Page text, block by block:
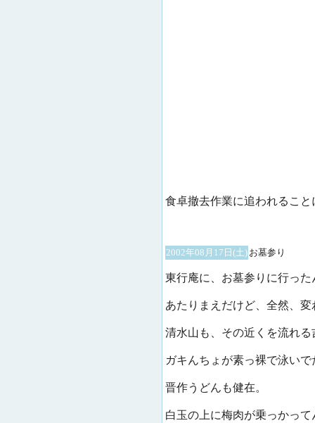
食卓撤去作業に追われること
2002年08月17日(土) お墓参り
東行庵に、お墓参りに行った
あたりまえだけど、全然、
清水山も、その近くを流れる
ガキんちょが素っ裸で泳いで
晋作うどんも健在。
白玉の上に梅肉が乗っかっ